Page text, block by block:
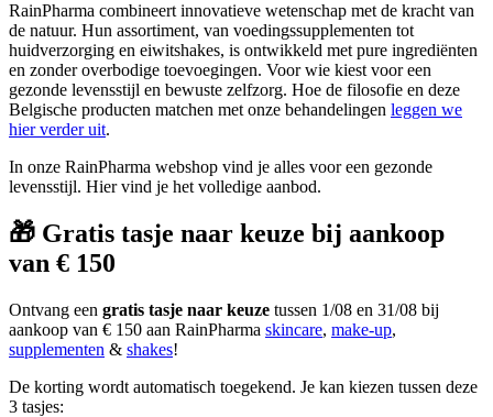
RainPharma combineert innovatieve wetenschap met de kracht van
de natuur. Hun assortiment, van voedingssupplementen tot
huidverzorging en eiwitshakes, is ontwikkeld met pure ingrediënten
en zonder overbodige toevoegingen. Voor wie kiest voor een
gezonde levensstijl en bewuste zelfzorg. Hoe de filosofie en deze
Belgische producten matchen met onze behandelingen leggen we
hier verder uit.
In onze RainPharma webshop vind je alles voor een gezonde
levensstijl. Hier vind je het volledige aanbod.
🎁 Gratis tasje naar keuze bij aankoop
van € 150
Ontvang een gratis tasje naar keuze tussen 1/08 en 31/08 bij
aankoop van € 150 aan RainPharma skincare, make-up,
supplementen & shakes!
De korting wordt automatisch toegekend. Je kan kiezen tussen deze
3 tasjes: